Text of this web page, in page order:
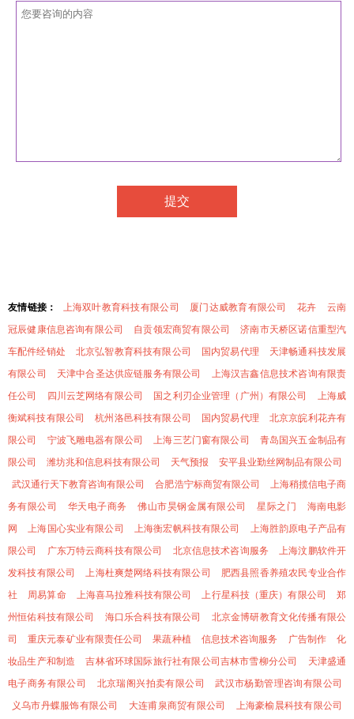
友情链接： 上海双叶教育科技有限公司 厦门达威教育有限公司 花卉
云南
冠辰健康信息咨询有限公司
自贡领宏商贸有限公司
济南市天桥区诺信重型汽
车配件经销处
北京弘智教育科技有限公司 国内贸易代理
天津畅通科技发展
有限公司
天津中合圣达供应链服务有限公司
上海汉吉鑫信息技术咨询有限责
任公司
四川云芝网络有限公司 国之利刃企业管理（广州）有限公司
上海威
衡斌科技有限公司
杭州洛邑科技有限公司 国内贸易代理
北京京皖利花卉有
限公司
宁波飞雕电器有限公司 上海三艺门窗有限公司
青岛国兴五金制品有
限公司
潍坊兆和信息科技有限公司 天气预报
安平县业勤丝网制品有限公司
武汉通行天下教育咨询有限公司
合肥浩宁标商贸有限公司
上海稍揽信电子商
务有限公司
华天电子商务 佛山市昊钢金属有限公司 星际之门
海南电影
网
上海国心实业有限公司 上海衡宏帆科技有限公司
上海胜韵原电子产品有
限公司
广东万特云商科技有限公司 北京信息技术咨询服务
上海汶鹏软件开
发科技有限公司
上海杜爽楚网络科技有限公司
肥西县照香养殖农民专业合作
社
周易算命 上海喜马拉雅科技有限公司 上行星科技（重庆）有限公司
郑
州恒佑科技有限公司
海口乐合科技有限公司
北京金博研教育文化传播有限公
司
重庆元泰矿业有限责任公司 果蔬种植 信息技术咨询服务 广告制作
化
妆品生产和制造
吉林省环球国际旅行社有限公司吉林市雪柳分公司
天津盛通
电子商务有限公司
北京瑞阁兴拍卖有限公司
武汉市杨勤管理咨询有限公司
义乌市丹蝶服饰有限公司
大连甫泉商贸有限公司 上海豪榆晨科技有限公司